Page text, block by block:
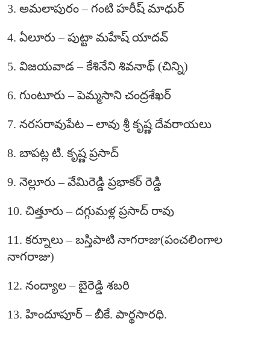
3. అమలాపురం – గంటి హరీష్ మాధుర్
4. ఏలూరు – పుట్టా మహేష్ యాదవ్
5. విజయవాడ – కేశినేని శివనాథ్ (చిన్ని)
6. గుంటూరు – పెమ్మసాని చంద్రశేఖర్
7. నరసరావుపేట – లావు శ్రీ కృష్ణ దేవరాయలు
8. బాపట్ల టి. కృష్ణ ప్రసాద్
9. నెల్లూరు – వేమిరెడ్డి ప్రభాకర్ రెడ్డి
10. చిత్తూరు – దగ్గుమళ్ల ప్రసాద్ రావు
11. కర్నూలు – బస్తిపాటి నాగరాజు(పంచలింగాల
నాగరాజు)
12. నంద్యాల – బైరెడ్డి శబరి
13. హిందూపూర్ – బీకే. పార్థసారధి.